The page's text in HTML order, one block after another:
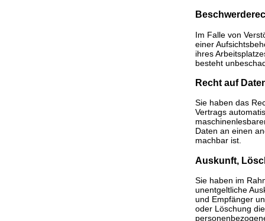
Im Falle von
einer
ihres
besteht
Recht auf
Sie haben das
Vertrags
Daten an einen
machbar ist.
Auskunft,
Sie haben im
unentgeltliche
und Empfänger
oder Löschung